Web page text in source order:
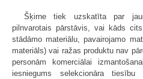
Šķirne tiek uzskatīta par
pilnvarotais pārstāvis, vai kāds
stādāmo materiālu, pavairojamo
materiāls) vai ražas produktu nav
personām komerciālai
iesniegums selekcionāra